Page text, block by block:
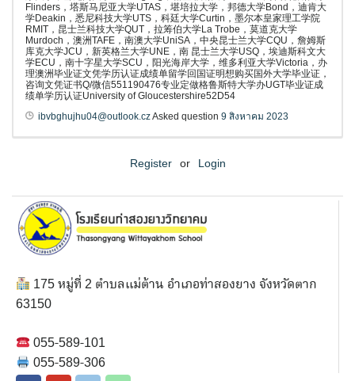
Flinders，塔斯马尼亚大学UTAS，堪培拉大学，邦德大学Bond，迪肯大
学Deakin，悉尼科技大学UTS，科廷大学Curtin，墨尔本皇家理工学院
RMIT，昆士兰科技大学QUT，拉筹伯大学La Trobe，莫道克大学
Murdoch，澳洲TAFE，南澳大学UniSA，中央昆士兰大学CQU，詹姆斯
库克大学JCU，新英格兰大学UNE，南 昆士兰大学USQ，埃迪斯科文大
学ECU，南十字星大学SCU，阳光海岸大学，维多利亚大学Victoria，办
理澳洲毕业证文凭学历认证成绩单留学回国证明想购买国外大学毕业证，
咨询文凭证书Q/微信551190476专业定做格鲁斯特大学办UGT毕业证成
绩单学历认证University of Gloucestershire52D54
ibvbghujhu04@outlook.czAsked question 9 สิงหาคม 2023
Register or Login
175 หมู่ที่ 2 ตำบลแม่ต้าน อำเภอท่าสองยาง จังหวัดตาก
63150
055-589-101
055-589-306